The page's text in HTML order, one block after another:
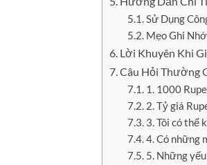
Sử Dụng
Mẹo Ghi
Lời Khuyên Khi
Câu Hỏi Thường
1. 1000
2. Tỷ giá
3. Tôi có thể
4. Có những
5. Những